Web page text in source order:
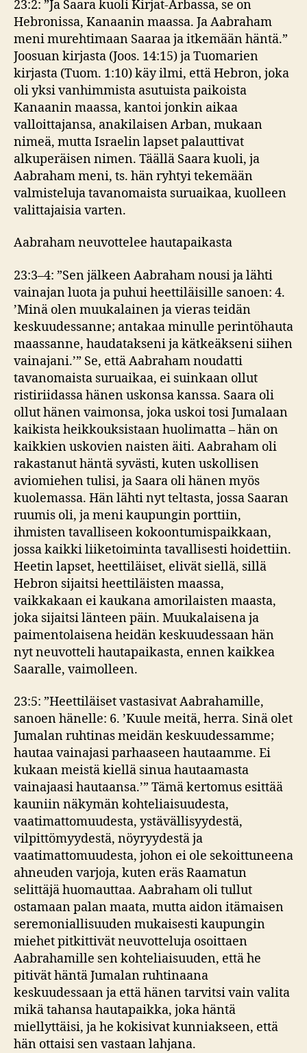
23:2: ”Ja Saara kuoli Kirjat-Arbassa, se on
Hebronissa, Kanaanin maassa. Ja Aabraham
meni murehtimaan Saaraa ja itkemään häntä.”
Joosuan kirjasta (Joos. 14:15) ja Tuomarien
kirjasta (Tuom. 1:10) käy ilmi, että Hebron, joka
oli yksi vanhimmista asutuista paikoista
Kanaanin maassa, kantoi jonkin aikaa
valloittajansa, anakilaisen Arban, mukaan
nimeä, mutta Israelin lapset palauttivat
alkuperäisen nimen. Täällä Saara kuoli, ja
Aabraham meni, ts. hän ryhtyi tekemään
valmisteluja tavanomaista suruaikaa, kuolleen
valittajaisia varten.
Aabraham neuvottelee hautapaikasta
23:3–4: ”Sen jälkeen Aabraham nousi ja lähti
vainajan luota ja puhui heettiläisille sanoen: 4.
’Minä olen muukalainen ja vieras teidän
keskuudessanne; antakaa minulle perintöhauta
maassanne, haudatakseni ja kätkeäkseni siihen
vainajani.’” Se, että Aabraham noudatti
tavanomaista suruaikaa, ei suinkaan ollut
ristiriidassa hänen uskonsa kanssa. Saara oli
ollut hänen vaimonsa, joka uskoi tosi Jumalaan
kaikista heikkouksistaan huolimatta – hän on
kaikkien uskovien naisten äiti. Aabraham oli
rakastanut häntä syvästi, kuten uskollisen
aviomiehen tulisi, ja Saara oli hänen myös
kuolemassa. Hän lähti nyt teltasta, jossa Saaran
ruumis oli, ja meni kaupungin porttiin,
ihmisten tavalliseen kokoontumispaikkaan,
jossa kaikki liiketoiminta tavallisesti hoidettiin.
Heetin lapset, heettiläiset, elivät siellä, sillä
Hebron sijaitsi heettiläisten maassa,
vaikkakaan ei kaukana amorilaisten maasta,
joka sijaitsi länteen päin. Muukalaisena ja
paimentolaisena heidän keskuudessaan hän
nyt neuvotteli hautapaikasta, ennen kaikkea
Saaralle, vaimolleen.
23:5: ”Heettiläiset vastasivat Aabrahamille,
sanoen hänelle: 6. ’Kuule meitä, herra. Sinä olet
Jumalan ruhtinas meidän keskuudessamme;
hautaa vainajasi parhaaseen hautaamme. Ei
kukaan meistä kiellä sinua hautaamasta
vainajaasi hautaansa.’” Tämä kertomus esittää
kauniin näkymän kohteliaisuudesta,
vaatimattomuudesta, ystävällisyydestä,
vilpittömyydestä, nöyryydestä ja
vaatimattomuudesta, johon ei ole sekoittuneena
ahneuden varjoja, kuten eräs Raamatun
selittäjä huomauttaa. Aabraham oli tullut
ostamaan palan maata, mutta aidon itämaisen
seremoniallisuuden mukaisesti kaupungin
miehet pitkittivät neuvotteluja osoittaen
Aabrahamille sen kohteliaisuuden, että he
pitivät häntä Jumalan ruhtinaana
keskuudessaan ja että hänen tarvitsi vain valita
mikä tahansa hautapaikka, joka häntä
miellyttäisi, ja he kokisivat kunniakseen, että
hän ottaisi sen vastaan lahjana.